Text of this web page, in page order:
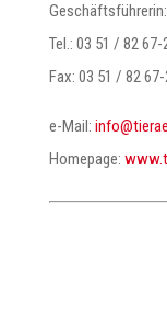
Tel.: 03 51 / 82 67-
Fax: 03 51 / 82
e-Mail: @ofni
Homepage: